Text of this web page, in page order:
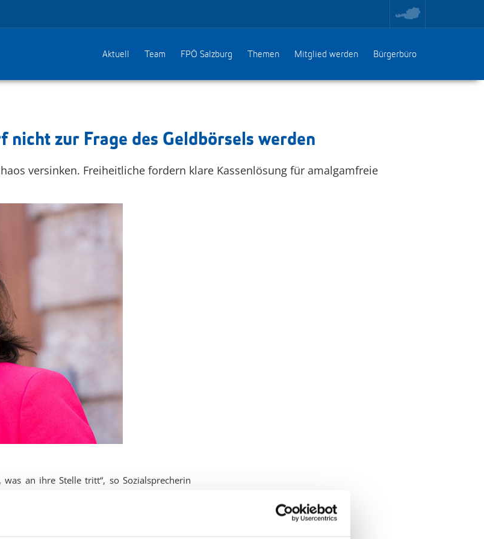
toggle
region
menu
Aktuell Team FPÖ Salzburg Themen Mitglied werden Bürgerbüro
zur Frage des Geldbörsels werden
versinken. Freiheitliche fordern klare Kassenlösung für amalgamfreie
an ihre Stelle tritt“, so Sozialsprecherin
Antrags betreffend amalgamfreie
Zahnfüllungen bis heute nicht
Amalgamversorgung mit 1. Jänner 2025